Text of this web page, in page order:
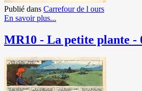
Publié dans Carrefour de l ours
En savoir plus...
MR10 - La petite plante -